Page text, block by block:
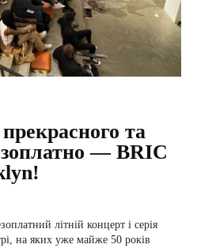
та
— BRIC
літній концерт і серія
на яких уже майже 50 років